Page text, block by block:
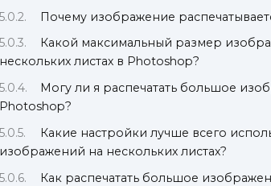
Почему изображение
Какой максимальный размер
нескольких листах в Photoshop?
Могу ли я распечатать большое
Photoshop?
Какие настройки лучше всего
изображений на нескольких листах?
Как распечатать большое